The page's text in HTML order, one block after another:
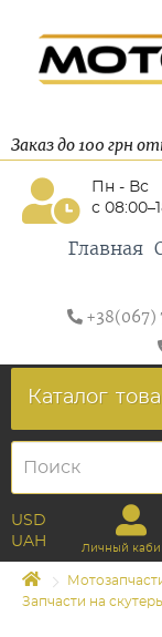
Заказ до 100 грн
Пн - Вс
с
Главная
Каталог
USD
UAH
Личный
Запчасти на